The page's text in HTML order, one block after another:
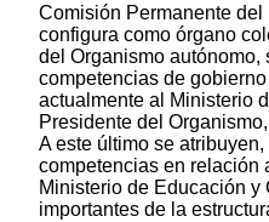
Comisión Permanente
configura como órgano
del Organismo
competencias de
actualmente al Ministerio
Presidente del
A este último se
competencias en relación
Ministerio de Educación y
importantes de la